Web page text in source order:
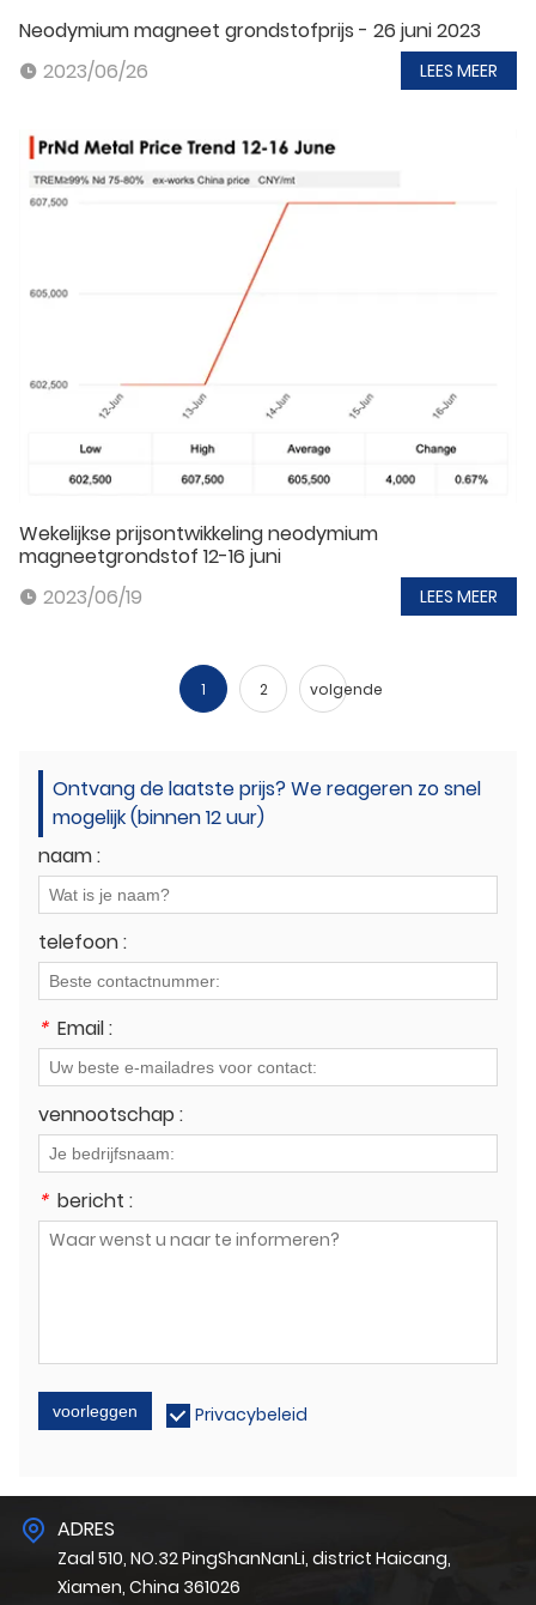
Neodymium magneet grondstofprijs - 26 juni 2023
2023/06/26
LEES MEER
Wekelijkse prijsontwikkeling neodymium
magneetgrondstof 12-16 juni
2023/06/19
LEES MEER
1 2 volgende
Ontvang de laatste prijs? We reageren zo snel
mogelijk (binnen 12 uur)
naam :
telefoon :
* Email :
vennootschap :
* bericht :
voorleggen Privacybeleid
ADRES
Zaal 510, NO.32 PingShanNanLi, district Haicang,
Xiamen, China 361026